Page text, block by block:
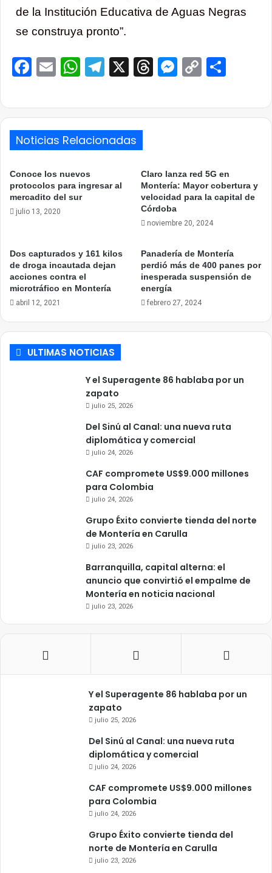
de la Institución Educativa de Aguas Negras
se construya pronto”.
Facebook
EmailWhatsApp
Telegram
X ThreadsCopy
Noticias Relacionadas
Conoce los nuevos
protocolos para ingresar al
mercadito del sur
julio 13, 2020
Claro lanza red 5G en
Montería: Mayor cobertura y
velocidad para la capital de
Córdoba
noviembre 20, 2024
Dos capturados y 161 kilos
de droga incautada dejan
acciones contra el
microtráfico en Montería
abril 12, 2021
Panadería de Montería
perdió más de 400 panes por
inesperada suspensión de
energía
febrero 27, 2024
ULTIMAS NOTICIAS
Y el Superagente 86 hablaba por un
zapato
julio 25, 2026
Del Sinú al Canal: una nueva ruta
diplomática y comercial
julio 24, 2026
CAF compromete US$9.000 millones
para Colombia
julio 24, 2026
Grupo Éxito convierte tienda del norte
de Montería en Carulla
julio 23, 2026
Barranquilla, capital alterna: el
anuncio que convirtió el empalme de
Montería en noticia nacional
julio 23, 2026
Y el Superagente 86 hablaba por un
zapato
julio 25, 2026
Del Sinú al Canal: una nueva ruta
diplomática y comercial
julio 24, 2026
CAF compromete US$9.000 millones
para Colombia
julio 24, 2026
Grupo Éxito convierte tienda del
norte de Montería en Carulla
julio 23, 2026